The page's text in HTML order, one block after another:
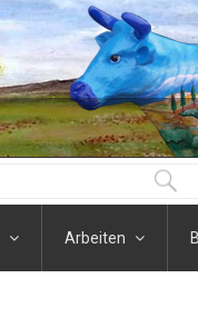
Arbeiten